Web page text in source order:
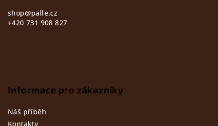
shop@palle.cz
+420 731 908 827
Informace pro zákazníky
Náš příběh
Kontakty